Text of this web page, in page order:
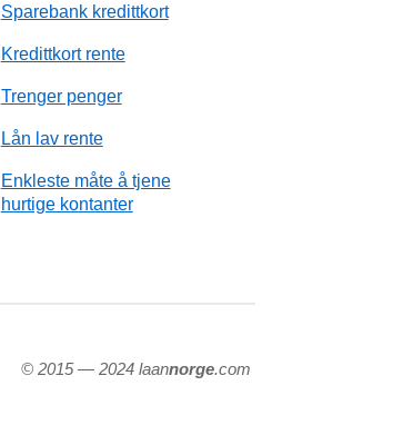
Sparebank kredittkort
Kredittkort rente
Trenger penger
Lån lav rente
Enkleste måte å tjene
hurtige kontanter
© 2015 — 2024 laannorge.com